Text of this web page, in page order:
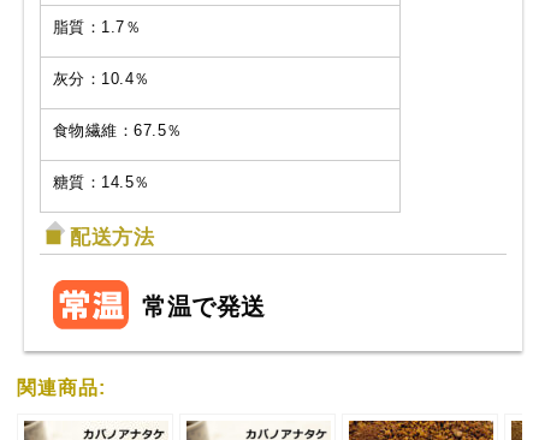
脂質：1.7％
灰分：10.4％
食物繊維：67.5％
糖質：14.5％
配送方法
常温で発送
関連商品: